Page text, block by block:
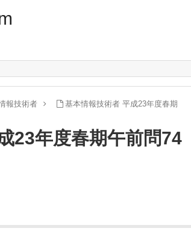
報技術者 基本情報技術者 平成23年度春期
23年度春期午前問74